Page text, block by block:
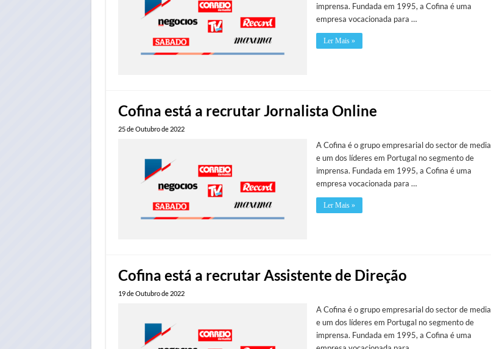
imprensa. Fundada em 1995, a Cofina é uma
empresa vocacionada para …
Ler Mais »
Cofina está a recrutar Jornalista Online
25 de Outubro de 2022
A Cofina é o grupo empresarial do sector de media
e um dos líderes em Portugal no segmento de
imprensa. Fundada em 1995, a Cofina é uma
empresa vocacionada para …
Ler Mais »
Cofina está a recrutar Assistente de Direção
19 de Outubro de 2022
A Cofina é o grupo empresarial do sector de media
e um dos líderes em Portugal no segmento de
imprensa. Fundada em 1995, a Cofina é uma